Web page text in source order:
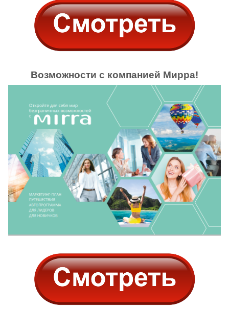
Возможности с компанией Мирра!